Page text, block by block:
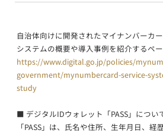
自治体向けに開発されたマイナンバーカ
システムの概要や導入事例を紹介するペ
https://www.digital.go.jp/policies/
government/mynumbercard-service-
study
■ デジタルIDウォレット「PASS」につい
「PASS」は、氏名や住所、生年月日、経